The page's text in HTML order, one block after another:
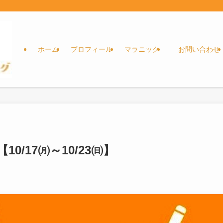
ホーム プロフィール マラニック お問い合わせ
17㈪～10/23㈰】